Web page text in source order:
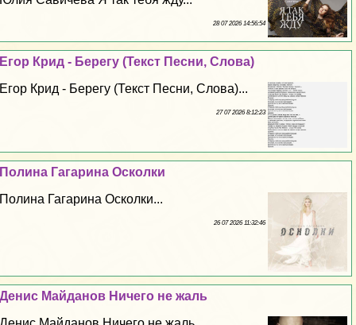
28 07 2026 14:56:54
Егор Крид - Берегу (Текст Песни, Слова)
Егор Крид - Берегу (Текст Песни, Слова)...
27 07 2026 8:12:23
Полина Гагарина Осколки
Полина Гагарина Осколки...
26 07 2026 11:32:46
Денис Майданов Ничего не жаль